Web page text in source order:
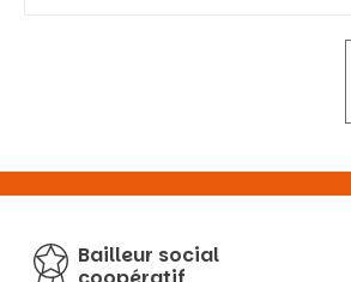
Bailleur social